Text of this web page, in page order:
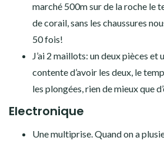
marché 500m sur de la roche le
de corail, sans les chaussures
50 fois!
J’ai 2 maillots: un deux pièces et
contente d’avoir les deux, le
les plongées, rien de mieux que
Electronique
Une multiprise. Quand on a